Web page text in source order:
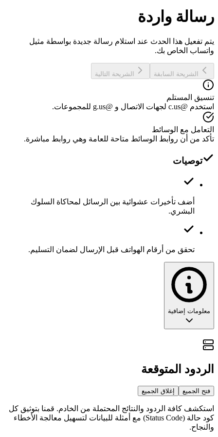
رسالة واردة
يتم تفعيل هذا الحدث عند استلام رسالة جديدة بواسطة مثيل
واتساب الخاص بك.
الشريحة السابقة الشريحة التالية
تنسيق المستلم
استخدم @c.us لجهات الاتصال و @g.us للمجموعات.
التعامل مع الوسائط
تأكد من أن روابط الوسائط متاحة للعامة وهي روابط مباشرة.
توصيات
أضف تأخيرات عشوائية بين الرسائل لمحاكاة السلوك
البشري.
تحقق من أرقام الهواتف قبل الإرسال لضمان التسليم.
معلومات إضافية
الوحدة الذرية للمحادثة: تحليل عميق لويب
الأساسية للقيمة. فهي الإشارة الرئيسية التي تطلق سير عمل
هوك [message
] الحدث الأكثر أهمية وتكراراً في منصة Wawp، حيث
يعمل كجسر في الوقت الفعلي بين نية المستخدم واستجابة نظامك.
الردود المتوقعة
فتح الجميع إغلاق الجميع
استكشف كافة الردود والنتائج المحتملة من الخادم. قمنا بتوثيق كل
كود حالة (Status Code) مع أمثلة للبيانات لتسهيل معالجة الأخطاء
والنجاح.